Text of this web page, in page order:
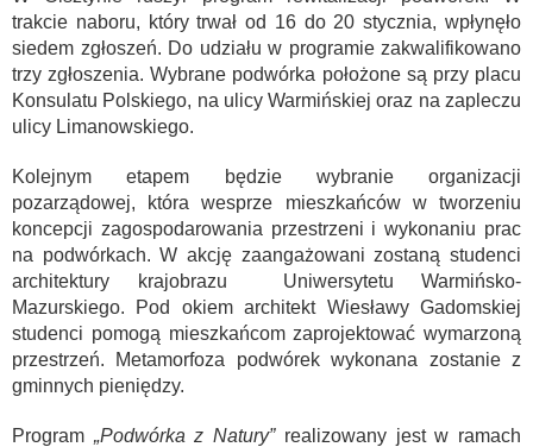
trakcie naboru, który trwał od 16 do 20 stycznia, wpłynęło
siedem zgłoszeń. Do udziału w programie zakwalifikowano
trzy zgłoszenia. Wybrane podwórka położone są przy placu
Konsulatu Polskiego, na ulicy Warmińskiej oraz na zapleczu
ulicy Limanowskiego.
Kolejnym etapem będzie wybranie organizacji
pozarządowej, która wesprze mieszkańców w tworzeniu
koncepcji zagospodarowania przestrzeni i wykonaniu prac
na podwórkach. W akcję zaangażowani zostaną studenci
architektury krajobrazu Uniwersytetu Warmińsko-
Mazurskiego. Pod okiem architekt Wiesławy Gadomskiej
studenci pomogą mieszkańcom zaprojektować wymarzoną
przestrzeń. Metamorfoza podwórek wykonana zostanie z
gminnych pieniędzy.
Program „Podwórka z Natury”realizowany jest w ramach